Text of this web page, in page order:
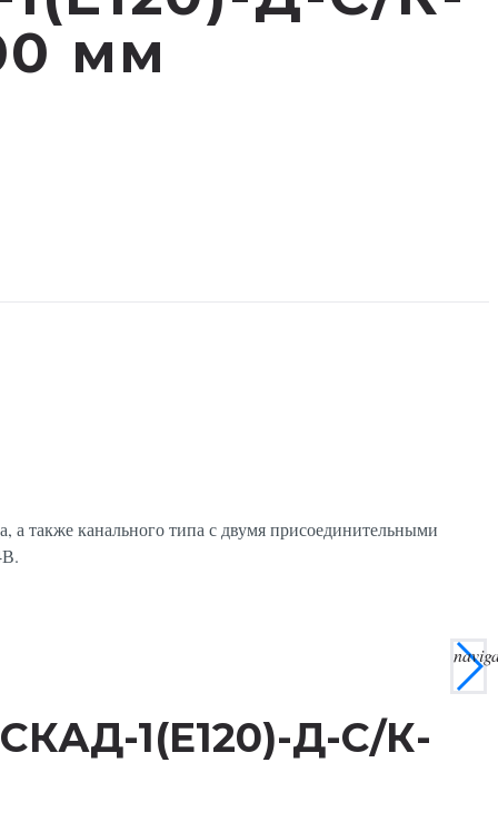
мм
также канального типа с двумя присоединительными
1(E120)-Д-С/К-